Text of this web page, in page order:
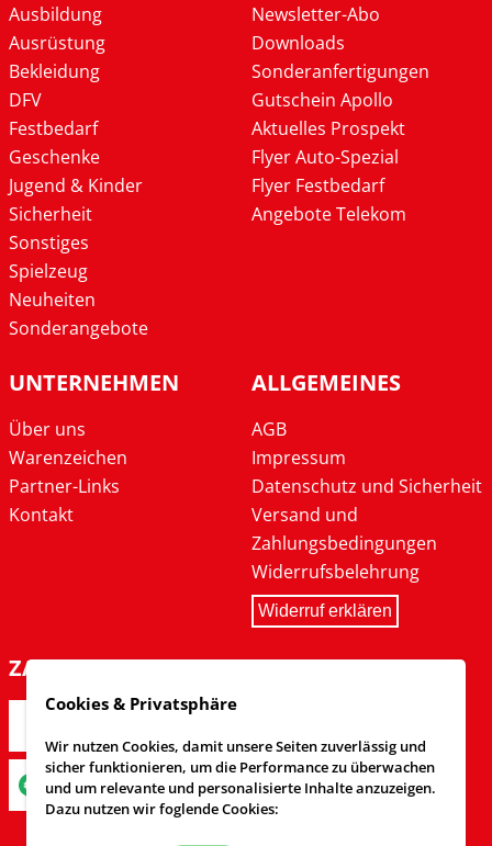
Ausbildung
Ausrüstung
Bekleidung
DFV
Festbedarf
Geschenke
Jugend & Kinder
Sicherheit
Sonstiges
Spielzeug
Neuheiten
Sonderangebote
Newsletter-Abo
Downloads
Sonderanfertigungen
Gutschein Apollo
Aktuelles Prospekt
Flyer Auto-Spezial
Flyer Festbedarf
Angebote Telekom
UNTERNEHMEN
Über uns
Warenzeichen
Partner-Links
Kontakt
ALLGEMEINES
AGB
Impressum
Datenschutz und Sicherheit
Versand und
Zahlungsbedingungen
Widerrufsbelehrung
Widerruf erklären
ZAHLARTEN
Cookies & Privatsphäre
Wir nutzen Cookies, damit unsere Seiten zuverlässig und
sicher funktionieren, um die Performance zu überwachen
und um relevante und personalisierte Inhalte anzuzeigen.
Dazu nutzen wir foglende Cookies: